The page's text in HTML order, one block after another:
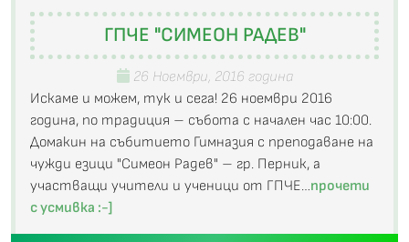
ГПЧЕ "СИМЕОН РАДЕВ"
26 Ноември, 2016 година
Искаме и можем, тук и сега! 26 ноември 2016
година, по традиция – събота с начален час 10:00.
Домакин на събитието Гимназия с преподаване на
чужди езици "Симеон Радев" – гр. Перник, а
участващи учители и ученици от ГПЧЕ…прочети
с усмивка :-]